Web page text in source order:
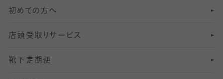
8分丈 レギンス
10分丈 レギンス
12分丈レギンス
ロングホーズ
ヨガソックス・靴下
スポーツ用レッグウォーマー
SS サイズ（21～23cm）
冷えとり靴下
着圧・加圧タイツ
むくみ対策
初めての方へ
店頭受取りサービス
靴下定期便